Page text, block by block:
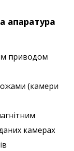
апаратура
приводом
(камери
камерах